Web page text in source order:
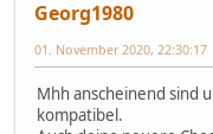
Georg1980
01. November 2020, 22:30:17
Mhh anscheinend sind
kompatibel.